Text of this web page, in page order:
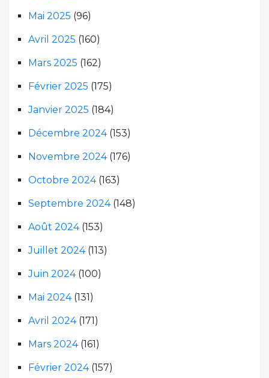
Mai 2025 (96)
Avril 2025 (160)
Mars 2025 (162)
Février 2025 (175)
Janvier 2025 (184)
Décembre 2024(153)
Novembre 2024(176)
Octobre 2024(163)
Septembre 2024(148)
Août 2024(153)
Juillet 2024(113)
Juin 2024(100)
Mai 2024(131)
Avril 2024(171)
Mars 2024(161)
Février 2024(157)